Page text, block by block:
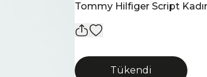
Tommy Hilfiger Script
Tükendi